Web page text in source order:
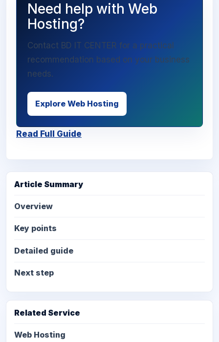
Need help with Web
Hosting?
Contact BD IT CENTER for a practical
recommendation based on your business
needs.
Explore Web Hosting
Read Full Guide
Article Summary
Overview
Key points
Detailed guide
Next step
Related Service
Web Hosting